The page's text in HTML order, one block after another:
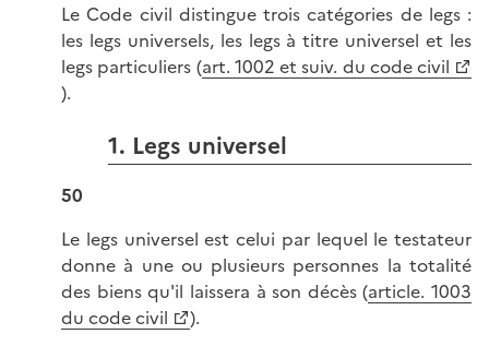
Le Code civil distingue trois catégories de legs :
les legs universels, les legs à titre universel et les
legs particuliers (art. 1002 et suiv. du code civil
).
1. Legs universel
50
Le legs universel est celui par lequel le testateur
donne à une ou plusieurs personnes la totalité
des biens qu'il laissera à son décès (article. 1003
du code civil
).